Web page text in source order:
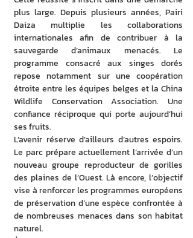
plus large. Depuis plusieurs années, Pairi
Daiza multiplie les collaborations
internationales afin de contribuer à la
sauvegarde d’animaux menacés. Le
programme consacré aux singes dorés
repose notamment sur une coopération
étroite entre les équipes belges et la China
Wildlife Conservation Association. Une
confiance réciproque qui porte aujourd’hui
ses fruits.
L’avenir réserve d’ailleurs d’autres espoirs.
Le parc prépare actuellement l’arrivée d’un
nouveau groupe reproducteur de gorilles
des plaines de l’Ouest. Là encore, l’objectif
vise à renforcer les programmes européens
de préservation d’une espèce confrontée à
de nombreuses menaces dans son habitat
naturel.